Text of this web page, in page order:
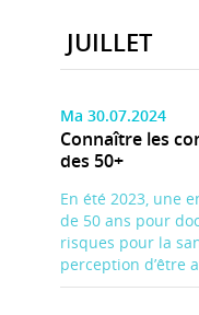
JUILLET
Ma 30.07.2024
Connaître les
des 50+
En été 2023, une
de 50 ans pour
risques pour la
perception d’être